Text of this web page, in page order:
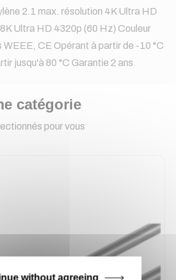
2.1 max. résolution 4K Ultra HD
Ultra HD 4320p (60 Hz) Couleur
CE Opérant à partir de -10 °C
jusqu'à 80 °C Garantie 2 ans
catégorie
pour vous
without agreeing